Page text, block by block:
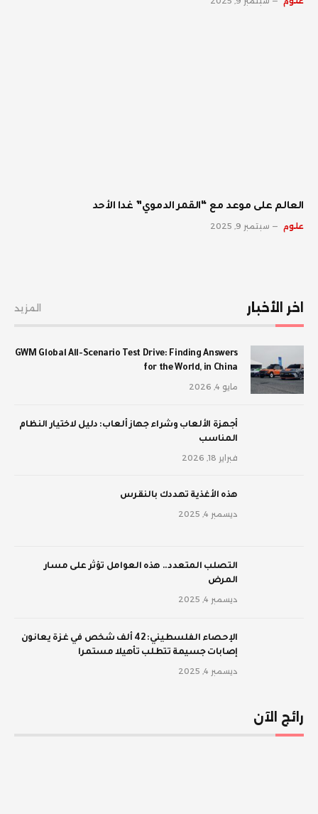
العالم على موعد مع “القمر الدموي” غدا الأحد
علوم سبتمبر 9, 2025
اخر الأخبار المزيد
GWM Global All-Scenario Test Drive: Finding Answers
for the World, in China
مايو 4, 2026
أجهزة الألعاب وشراء جهاز ألعاب: دليل لاختيار النظام
المناسب
فبراير 18, 2026
‫هذه الأغذية تهددك بالنقرس
ديسمبر 4, 2025
‫التصلب المتعدد.. هذه العوامل تؤثر على مسار
المرض
ديسمبر 4, 2025
الإحصاء الفلسطيني: 42 ألف شخص في غزة يعانون
إصابات جسيمة تتطلب تأهيلا مستمرا
ديسمبر 4, 2025
رائج الآن